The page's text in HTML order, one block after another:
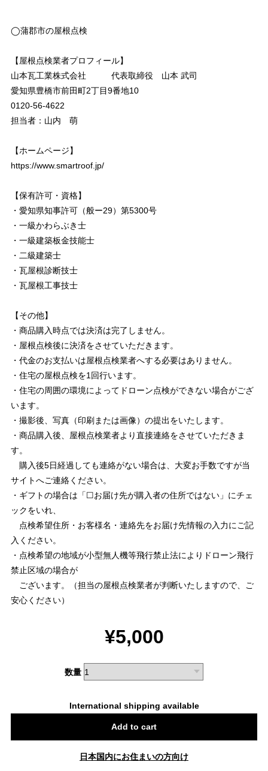
◯蒲郡市の屋根点検
【屋根点検業者プロフィール】
山本瓦工業株式会社 代表取締役 山本 武司
愛知県豊橋市前田町2丁目9番地10
0120-56-4622
担当者：山内 萌
【ホームページ】
https://www.smartroof.jp/
【保有許可・資格】
・愛知県知事許可（般ー29）第5300号
・一級かわらぶき士
・一級建築板金技能士
・二級建築士
・瓦屋根診断技士
・瓦屋根工事技士
【その他】
・商品購入時点では決済は完了しません。
・屋根点検後に決済をさせていただきます。
・代金のお支払いは屋根点検業者へする必要はありません。
・住宅の屋根点検を1回行います。
・住宅の周囲の環境によってドローン点検ができない場合がござ
います。
・撮影後、写真（印刷または画像）の提出をいたします。
・商品購入後、屋根点検業者より直接連絡をさせていただきま
す。
購入後5日経過しても連絡がない場合は、大変お手数ですが当
サイトへご連絡ください。
・ギフトの場合は「☐お届け先が購入者の住所ではない」にチェ
ックをいれ、
点検希望住所・お客様名・連絡先をお届け先情報の入力にご記
入ください。
・点検希望の地域が小型無人機等飛行禁止法によりドローン飛行
禁止区域の場合が
ございます。（担当の屋根点検業者が判断いたしますので、ご
安心ください）
¥5,000
数量
International shipping available
Add to cart
日本国内にお住まいの方向け